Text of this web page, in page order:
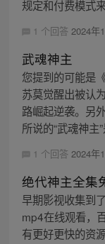
规定和付费模式来
1 个回答 2024年
武魂神主
您提到的可能是
苏莫觉醒出被认
路崛起逆袭。另
所说的“武魂神主
1 个回答 2024年
绝代神主全集
早期影视收集到
mp4在线观看，
有更好更快的资